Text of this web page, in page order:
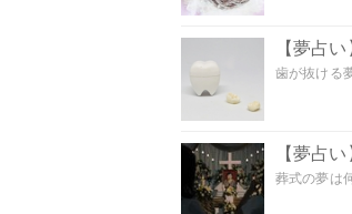
【夢占
歯が抜ける
【夢占
葬式の夢は